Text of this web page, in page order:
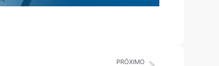
PRÓXIMO